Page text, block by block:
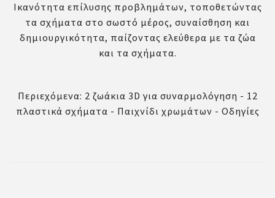
Ικανότητα επίλυσης προβλημάτων, τοποθετώντας
τα σχήματα στο σωστό μέρος, συναίσθηση και
δημιουργικότητα, παίζοντας ελεύθερα με τα ζώα
και τα σχήματα.
Περιεχόμενα: 2 ζωάκια 3D για συναρμολόγηση - 12
πλαστικά σχήματα - Παιχνίδι χρωμάτων - Οδηγίες